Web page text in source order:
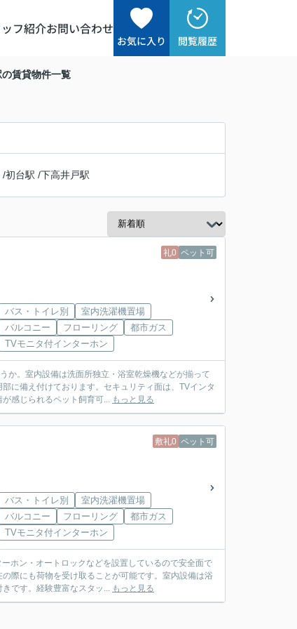
フ紹介お問い合わせ
お気に入り 閲覧履歴
賃貸物件一覧
/初台駅 /下高井戸駅
礼0 ペット可
バス・トイレ別
室内洗濯機置場
バルコニー
フローリング
都市ガス
TVモニタ付インターホン
か。室内設備は洗面所独立・浴室乾燥機などが揃って
に備え付けております。セキュリティ面は、TVインタ
感じられるペット飼育可... もっと見る
敷礼0 ペット可
バス・トイレ別
室内洗濯機置場
バルコニー
フローリング
都市ガス
TVモニタ付インターホン
ホン・オートロックなどを設置しているので安全面で
際にも荷物を受け取ることが可能です。室内設備は浴
です。経験豊富なスタッ... もっと見る